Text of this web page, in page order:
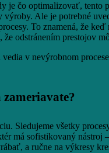
čo optimalizovať, tento
Ale je potrebné
To znamená, že
odstránením prestojov
v nevýrobnom
Sledujeme všetky
má sofistikovaný
a ručne na výkresy